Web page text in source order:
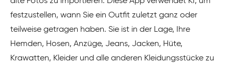
festzustellen, wann Sie ein Outfit zuletzt ganz oder
teilweise getragen haben. Sie ist in der Lage, Ihre
Hemden, Hosen, Anzüge, Jeans, Jacken, Hüte,
Krawatten, Kleider und alle anderen Kleidungsstücke zu